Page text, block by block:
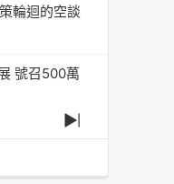
輪迴的空談
號召500萬
> #大展鴻圖
Next
Episode